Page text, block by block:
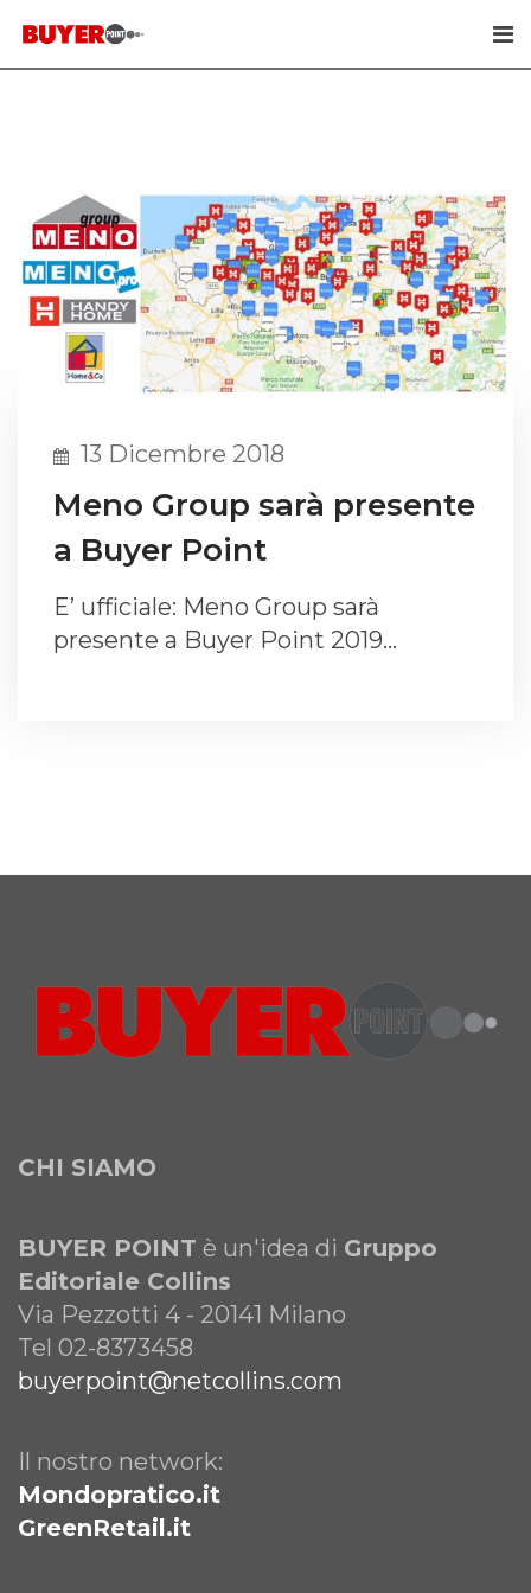
to
13 Dicembre 2018
Meno Group sarà presente
a Buyer Point
E’ ufficiale: Meno Group sarà
presente a Buyer Point 2019…
CHI SIAMO
BUYER POINT è un'idea di Gruppo
Editoriale Collins
Via Pezzotti 4 - 20141 Milano
Tel 02-8373458
buyerpoint@netcollins.com
Il nostro network:
Mondopratico.it
GreenRetail.it